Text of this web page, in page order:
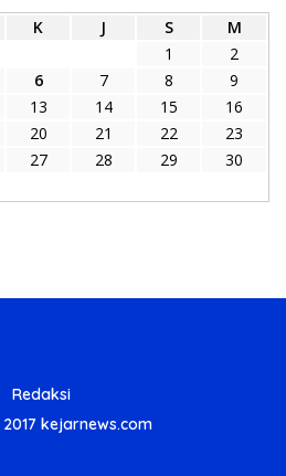
K J S
M
1
2
6 7 8
9
13 14 15
16
20 21 22
23
27 28 29
30
Redaksi
kejarnews.com